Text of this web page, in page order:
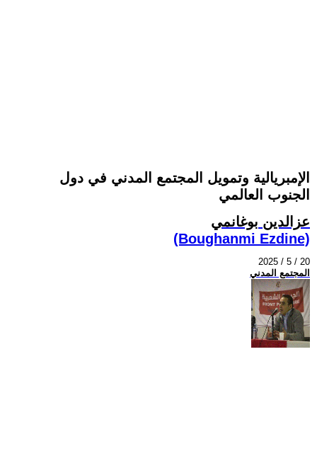
الإمبريالية وتمويل المجتمع المدني في دول
الجنوب العالمي
عزالدين بوغانمي
(Boughanmi Ezdine)
2025 / 5 / 20
المجتمع المدني